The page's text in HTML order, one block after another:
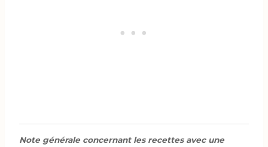
Note générale concernant les recettes avec une